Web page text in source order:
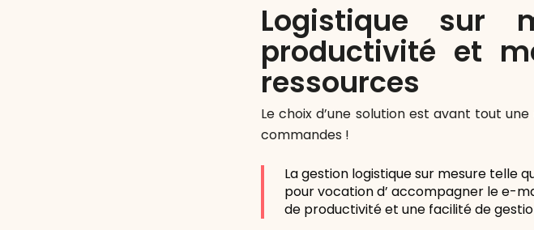
Logistique sur
productivité et
ressources
Le choix d’une solution est avant tout
commandes !
La gestion logistique sur mesure telle
pour vocation d’ accompagner le e-
de productivité et une facilité de